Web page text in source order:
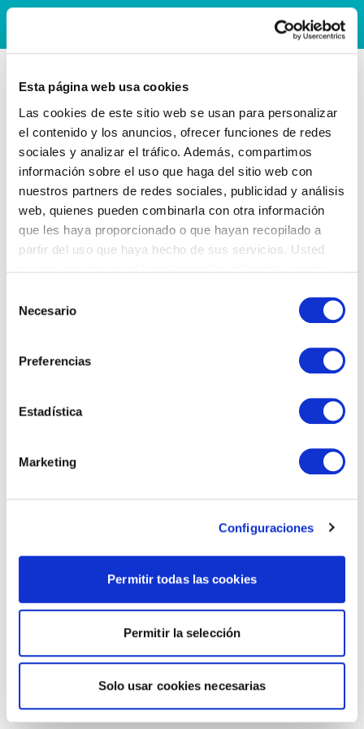
Esta página web usa cookies
Las cookies de este sitio web se usan para personalizar
el contenido y los anuncios, ofrecer funciones de redes
sociales y analizar el tráfico. Además, compartimos
información sobre el uso que haga del sitio web con
nuestros partners de redes sociales, publicidad y análisis
web, quienes pueden combinarla con otra información
que les haya proporcionado o que hayan recopilado a
partir del uso que haya hecho de sus servicios. Usted
Necesario
Preferencias
Estadística
Marketing
Configuraciones
Permitir todas las cookies
Permitir la selección
Solo usar cookies necesarias